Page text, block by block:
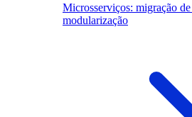
Microsserviços: migração
modularização